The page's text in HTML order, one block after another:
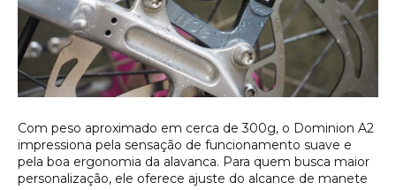
Com peso aproximado em cerca de 300g, o Dominion A2
impressiona pela sensação de funcionamento suave e
pela boa ergonomia da alavanca. Para quem busca maior
personalização, ele oferece ajuste do alcance de manete